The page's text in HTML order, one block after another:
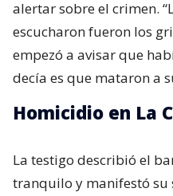
alertar sobre el crimen.
escucharon fueron los
empezó a avisar que
decía es que mataron a
Homicidio en La
La testigo describió el
tranquilo y manifestó su